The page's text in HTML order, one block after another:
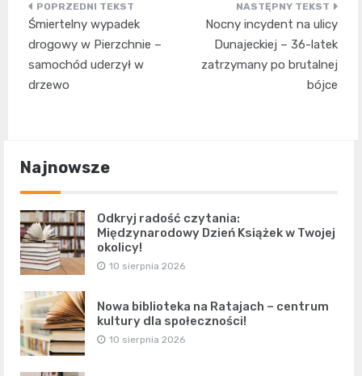
Nawigacja
wpisu
Śmiertelny wypadek
drogowy w Pierzchnie –
samochód uderzył w
drzewo
Nocny incydent na ulicy
Dunajeckiej – 36-latek
zatrzymany po brutalnej
bójce
Najnowsze
Odkryj radość czytania:
Międzynarodowy Dzień Książek w Twojej
okolicy!
10 sierpnia 2026
Nowa biblioteka na Ratajach – centrum
kultury dla społeczności!
10 sierpnia 2026